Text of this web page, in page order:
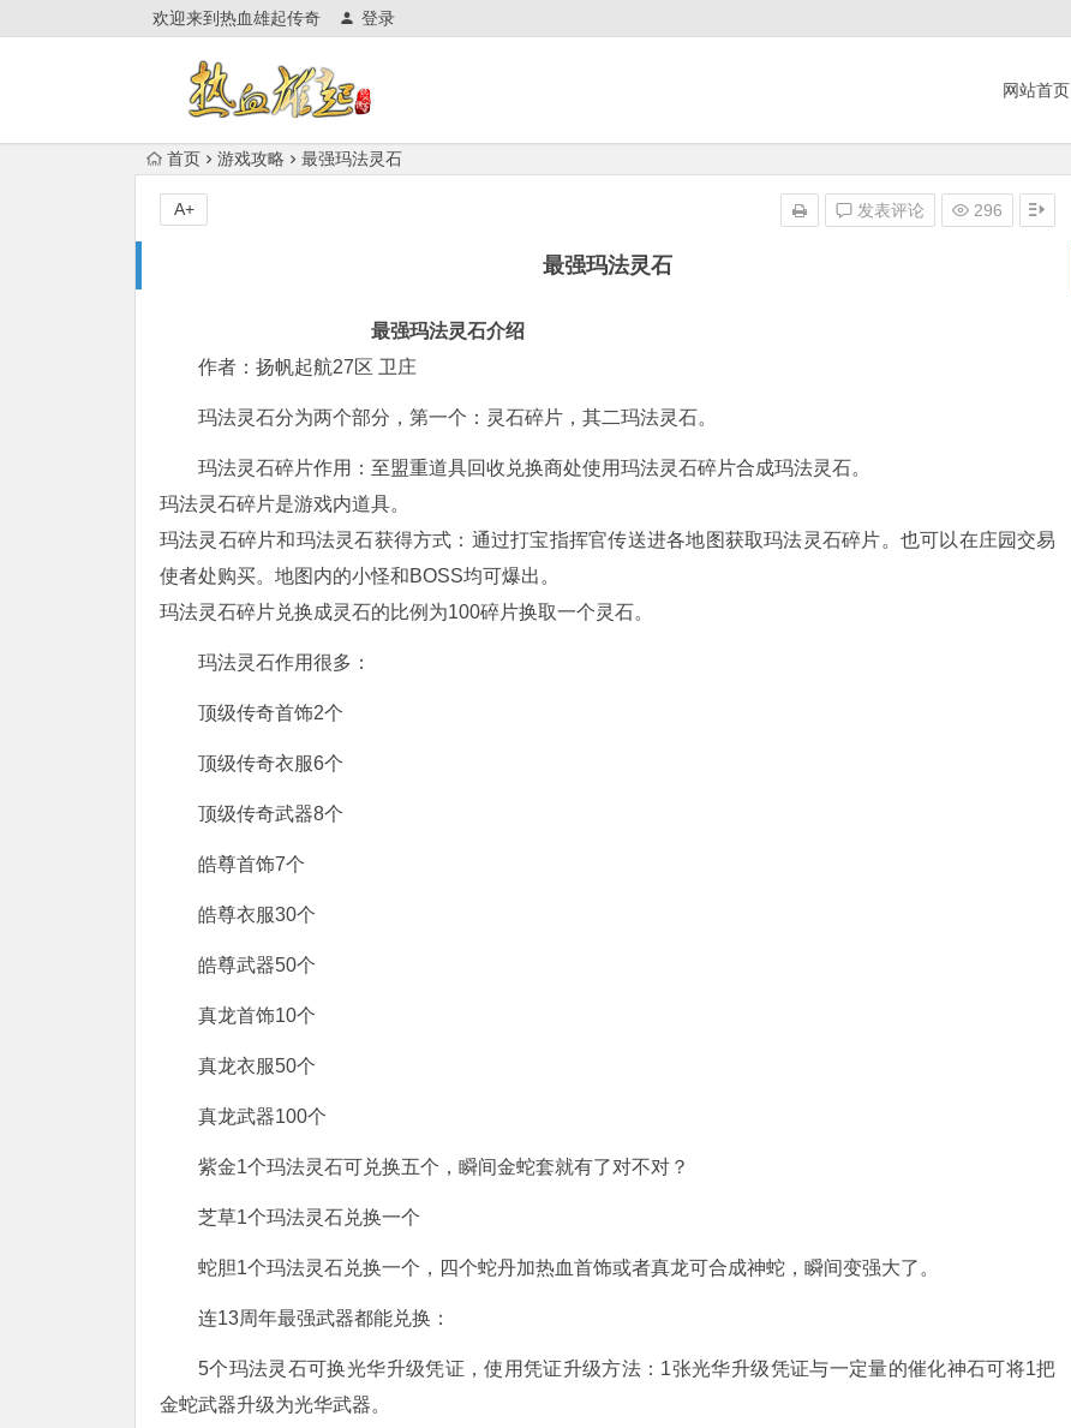
欢迎来到热血雄起传奇 登录
网站首页
首页 游戏攻略 最强玛法灵石
最强玛法灵石
发表评论 296
A+
最强玛法灵石介绍
作者：扬帆起航27区 卫庄
玛法灵石分为两个部分，第一个：灵石碎片，其二玛法灵石。
玛法灵石碎片作用：至盟重道具回收兑换商处使用玛法灵石碎片合成玛法灵石。
玛法灵石碎片是游戏内道具。
玛法灵石碎片和玛法灵石获得方式：通过打宝指挥官传送进各地图获取玛法灵石碎片。也可以在庄园交易
使者处购买。地图内的小怪和BOSS均可爆出。
玛法灵石碎片兑换成灵石的比例为100碎片换取一个灵石。
玛法灵石作用很多：
顶级传奇首饰2个
顶级传奇衣服6个
顶级传奇武器8个
皓尊首饰7个
皓尊衣服30个
皓尊武器50个
真龙首饰10个
真龙衣服50个
真龙武器100个
紫金1个玛法灵石可兑换五个，瞬间金蛇套就有了对不对？
芝草1个玛法灵石兑换一个
蛇胆1个玛法灵石兑换一个，四个蛇丹加热血首饰或者真龙可合成神蛇，瞬间变强大了。
连13周年最强武器都能兑换：
5个玛法灵石可换光华升级凭证，使用凭证升级方法：1张光华升级凭证与一定量的催化神石可将1把
金蛇武器升级为光华武器。